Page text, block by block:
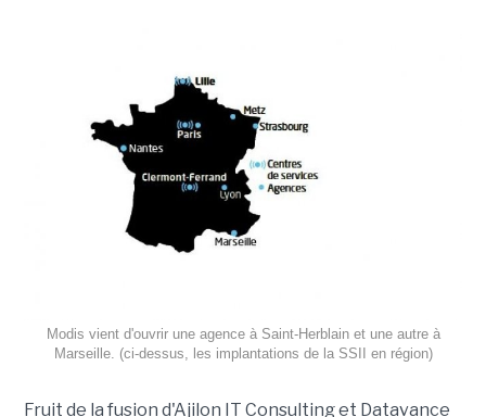
Modis vient d'ouvrir une agence à Saint-Herblain et une autre à
Marseille. (ci-dessus, les implantations de la SSII en région)
Fruit de la fusion d'Ajilon IT Consulting et Datavance